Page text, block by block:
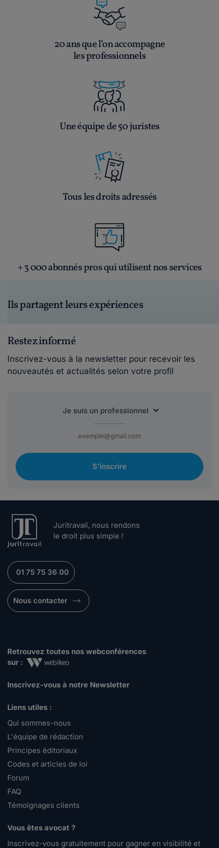
20 ans que l’on accompagne
les professionnels
Une équipe de 50 juristes
Tous les droits adressés
+ 3 000 abonnés pros qui utilisent nos services
Ils partagent leurs expériences
Restez informé
Inscrivez-vous à la newsletter pour recevoir les
nouveautés et actualités selon votre profil
S'inscrire
Juritravail, nous rendons
le droit plus simple !
01 75 75 36 00
Nous contacter
Retrouvez toutes nos webconférences
sur :
Inscrivez-vous à notre Newsletter
Liens utiles :
Qui sommes-nous
L'équipe de rédaction
Principes éditoriaux
Codes et articles de loi
Forum
FAQ
Témoignages clients
Vous êtes avocat ?
Inscrivez-vous gratuitement pour gagner en visibilité et